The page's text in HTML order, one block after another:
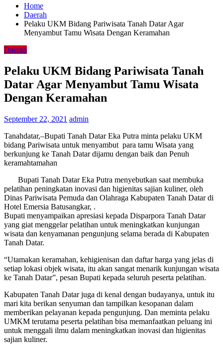
Home
Daerah
Pelaku UKM Bidang Pariwisata Tanah Datar Agar
Menyambut Tamu Wisata Dengan Keramahan
Daerah
Pelaku UKM Bidang Pariwisata Tanah
Datar Agar Menyambut Tamu Wisata
Dengan Keramahan
September 22, 2021 admin
Tanahdatar,–Bupati Tanah Datar Eka Putra minta pelaku UKM
bidang Pariwisata untuk menyambut para tamu Wisata yang
berkunjung ke Tanah Datar dijamu dengan baik dan Penuh
keramahtamahan
Bupati Tanah Datar Eka Putra menyebutkan saat membuka
pelatihan peningkatan inovasi dan higienitas sajian kuliner, oleh
Dinas Pariwisata Pemuda dan Olahraga Kabupaten Tanah Datar di
Hotel Emersia Batusangkar, .
Bupati menyampaikan apresiasi kepada Disparpora Tanah Datar
yang giat menggelar pelatihan untuk meningkatkan kunjungan
wisata dan kenyamanan pengunjung selama berada di Kabupaten
Tanah Datar.
“Utamakan keramahan, kehigienisan dan daftar harga yang jelas di
setiap lokasi objek wisata, itu akan sangat menarik kunjungan wisata
ke Tanah Datar”, pesan Bupati kepada seluruh peserta pelatihan.
Kabupaten Tanah Datar juga di kenal dengan budayanya, untuk itu
mari kita berikan senyuman dan tampilkan kesopanan dalam
memberikan pelayanan kepada pengunjung. Dan meminta pelaku
UMKM terutama peserta pelatihan bisa memanfaatkan peluang ini
untuk menggali ilmu dalam meningkatkan inovasi dan higienitas
sajian kuliner.